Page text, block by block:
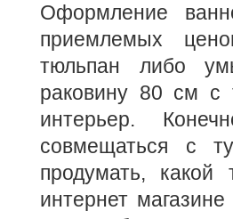
Оформление
приемлемых
тюльпан либо
раковину 80 см с
интерьер.
совмещаться с
продумать,
интернет